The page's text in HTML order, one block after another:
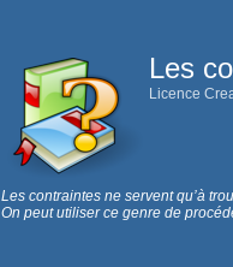
Les
Licence
Les contraintes ne servent qu’à
On peut utiliser ce genre de